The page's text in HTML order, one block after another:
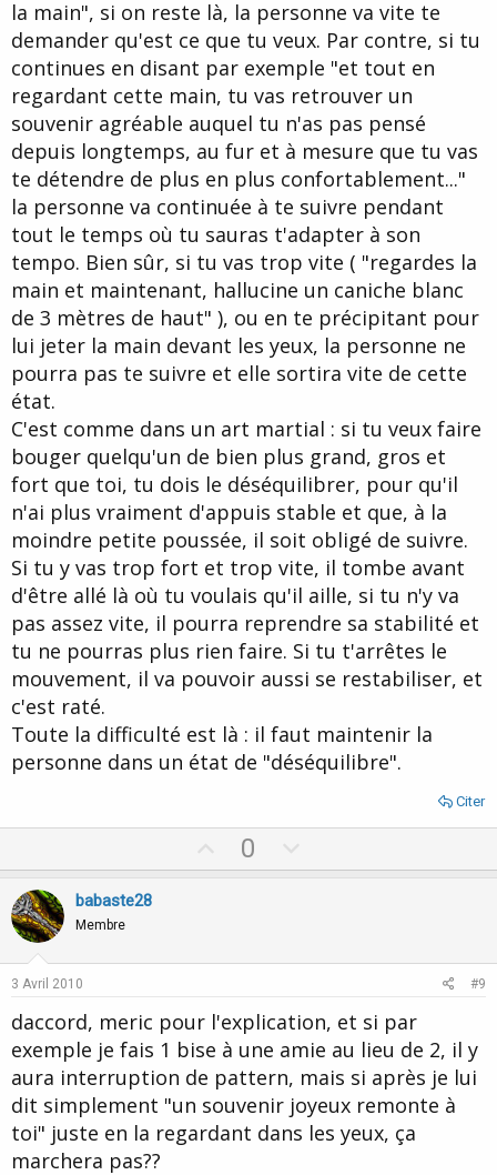
la main", si on reste là, la personne va vite te
demander qu'est ce que tu veux. Par contre, si tu
continues en disant par exemple "et tout en
regardant cette main, tu vas retrouver un
souvenir agréable auquel tu n'as pas pensé
depuis longtemps, au fur et à mesure que tu vas
te détendre de plus en plus confortablement..."
la personne va continuée à te suivre pendant
tout le temps où tu sauras t'adapter à son
tempo. Bien sûr, si tu vas trop vite ( "regardes la
main et maintenant, hallucine un caniche blanc
de 3 mètres de haut" ), ou en te précipitant pour
lui jeter la main devant les yeux, la personne ne
pourra pas te suivre et elle sortira vite de cette
état.
C'est comme dans un art martial : si tu veux faire
bouger quelqu'un de bien plus grand, gros et
fort que toi, tu dois le déséquilibrer, pour qu'il
n'ai plus vraiment d'appuis stable et que, à la
moindre petite poussée, il soit obligé de suivre.
Si tu y vas trop fort et trop vite, il tombe avant
d'être allé là où tu voulais qu'il aille, si tu n'y va
pas assez vite, il pourra reprendre sa stabilité et
tu ne pourras plus rien faire. Si tu t'arrêtes le
mouvement, il va pouvoir aussi se restabiliser, et
c'est raté.
Toute la difficulté est là : il faut maintenir la
personne dans un état de "déséquilibre".
Citer
p
0
o
e
babaste28
Membre
3 Avril 2010 #9
daccord, meric pour l'explication, et si par
exemple je fais 1 bise à une amie au lieu de 2, il y
aura interruption de pattern, mais si après je lui
dit simplement "un souvenir joyeux remonte à
toi" juste en la regardant dans les yeux, ça
marchera pas??